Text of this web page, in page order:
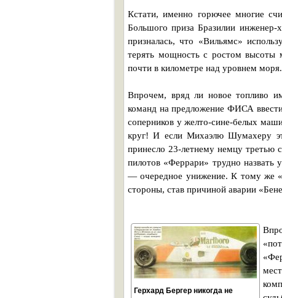
Кстати, именно горючее многие
Большого приза Бразилии
призналась, что «Вильямс»
терять мощность с ростом высоты
почти в километре над уровнем моря.
Впрочем, вряд ли новое топливо
команд на предложение ФИСА
соперников у желто-сине-белых
круг! И если Михаэлю Шумахеру
принесло 23-летнему немцу третью
пилотов «Феррари» трудно назвать
— очередное унижение. К тому же
стороны, став причиной аварии
Герхард Бергер никогда не